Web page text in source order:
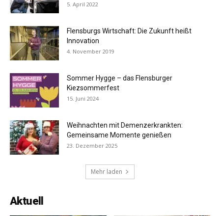
5. April 2022
Flensburgs Wirtschaft: Die Zukunft heißt
Innovation
4. November 2019
Sommer Hygge – das Flensburger
Kiezsommerfest
15. Juni 2024
Weihnachten mit Demenzerkrankten:
Gemeinsame Momente genießen
23. Dezember 2025
Mehr laden
Aktuell